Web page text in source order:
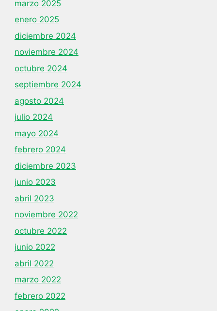
marzo 2025
enero 2025
diciembre 2024
noviembre 2024
octubre 2024
septiembre 2024
agosto 2024
julio 2024
mayo 2024
febrero 2024
diciembre 2023
junio 2023
abril 2023
noviembre 2022
octubre 2022
junio 2022
abril 2022
marzo 2022
febrero 2022